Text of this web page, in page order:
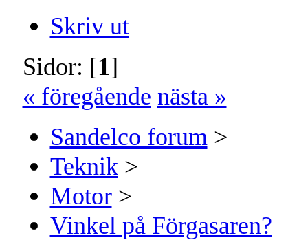
Skriv ut
Sidor: [1]
« föregående nästa »
Sandelco forum >
Teknik >
Motor>
Vinkel på Förgasaren?